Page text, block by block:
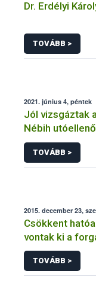
Dr. Erdélyi
TOVÁBB >
2021. június 4, péntek
Jól vizsgáztak
Nébih
TOVÁBB >
2015. december 23,
Csökkent
vontak ki a
TOVÁBB >